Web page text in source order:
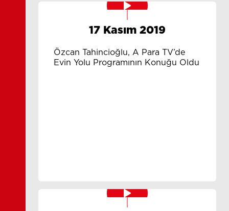
17 Kasım 2019
Özcan Tahincioğlu, A Para TV’de
Evin Yolu Programının Konuğu Oldu